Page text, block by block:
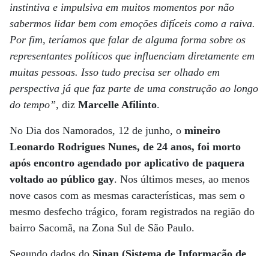
instintiva e impulsiva em muitos momentos por não
sabermos lidar bem com emoções difíceis como a raiva.
Por fim, teríamos que falar de alguma forma sobre os
representantes políticos que influenciam diretamente em
muitas pessoas. Isso tudo precisa ser olhado em
perspectiva já que faz parte de uma construção ao longo
do tempo”, diz Marcelle Afilinto.
No Dia dos Namorados, 12 de junho, o mineiro
Leonardo Rodrigues Nunes, de 24 anos, foi morto
após encontro agendado por aplicativo de paquera
voltado ao público gay. Nos últimos meses, ao menos
nove casos com as mesmas características, mas sem o
mesmo desfecho trágico, foram registrados na região do
bairro Sacomã, na Zona Sul de São Paulo.
Segundo dados do Sinan (Sistema de Informação de